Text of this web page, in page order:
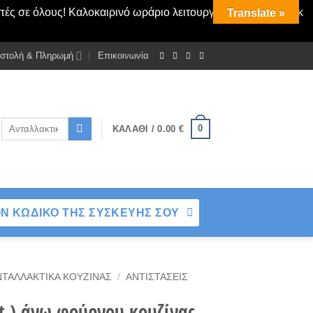
σε όλους! Καλοκαιρινό ωράριο λειτουργίας Δευτ - Παρασκ
& Πληρωμή Επικοινωνία
Αναζήτηση
ΚΑΛΆΘΙ /0.00 € 0
ΚΩΔΙΚΟ ΤΗΣ ΣΥΣΚΕΥΗΣ ΣΟΥ
ΚΟΥΖΊΝΑΣ / ΑΝΤΙΣΤΆΣΕΙΣ
Translate »